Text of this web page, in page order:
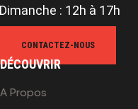
Dimanche : 12h à 17h
CONTACTEZ-NOUS
DÉCOUVRIR
A Propos